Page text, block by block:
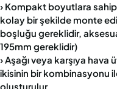
› Kompakt boyutlara
kolay bir şekilde monte
boşluğu gereklidir,
195mm gereklidir)
› Aşağı veya karşıya
ikisinin bir kombinasyonu
oluşturulur